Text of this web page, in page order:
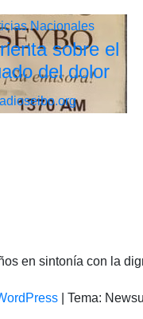
Nacionales
sobre el
del dolor
en sintonía con la
Tema: